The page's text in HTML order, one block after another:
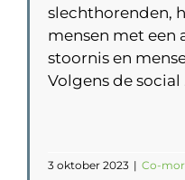
slechthorenden,
mensen met een
stoornis en
Volgens de social
3 oktober 2023 | Co-